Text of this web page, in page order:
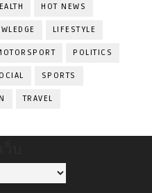
HOT NEWS
LIFESTYLE
POLITICS
SPORTS
TRAVEL